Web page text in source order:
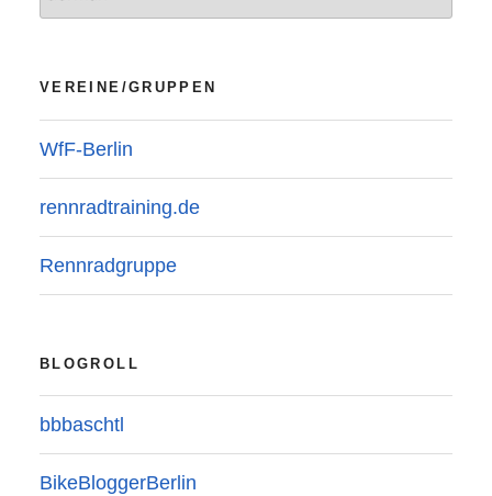
VEREINE/GRUPPEN
WfF-Berlin
rennradtraining.de
Rennradgruppe
BLOGROLL
bbbaschtl
BikeBloggerBerlin